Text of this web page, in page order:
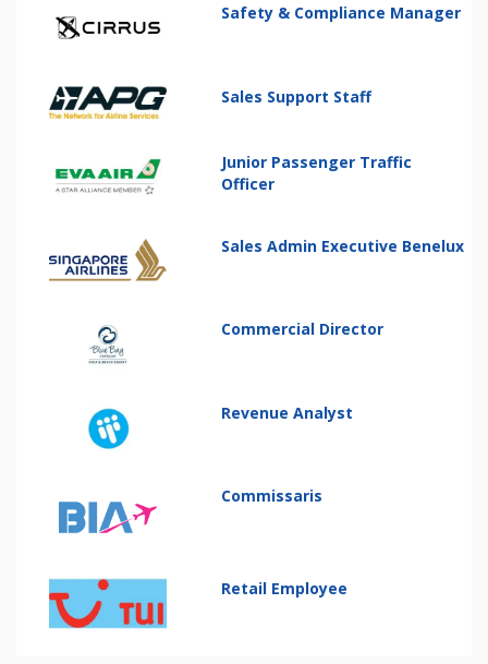
Safety & Compliance Manager
Sales Support Staff
Junior Passenger Traffic
Officer
Sales Admin Executive Benelux
Commercial Director
Revenue Analyst
Commissaris
Retail Employee